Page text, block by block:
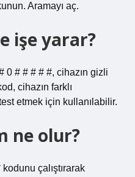
Aramayı aç.
işe yarar?
0 # # # # #, cihazın gizli
cihazın farklı
etmek için kullanılabilir.
ne olur?
çalıştırarak